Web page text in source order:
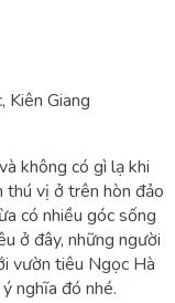
Kiên Giang
không có gì lạ khi
thú vị ở trên hòn đảo
có nhiều góc sống
ở đây, những người
vườn tiêu Ngọc Hà
nghĩa đó nhé.